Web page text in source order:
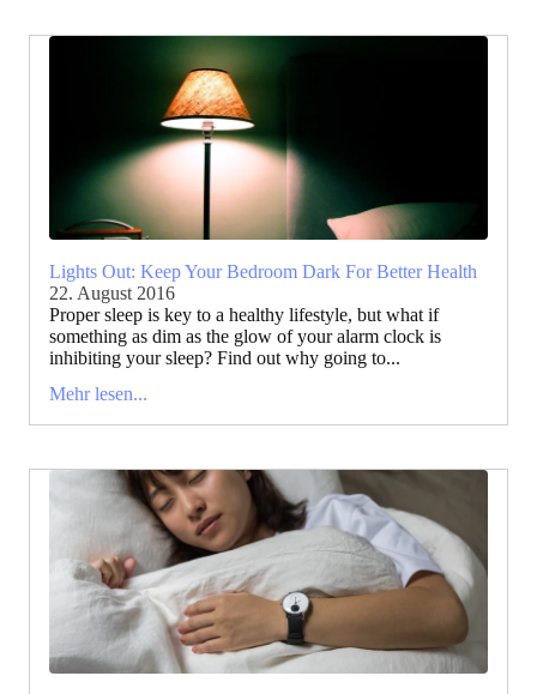
Lights Out: Keep Your Bedroom Dark For Better Health
22. August 2016
Proper sleep is key to a healthy lifestyle, but what if
something as dim as the glow of your alarm clock is
inhibiting your sleep? Find out why going to...
Mehr lesen...